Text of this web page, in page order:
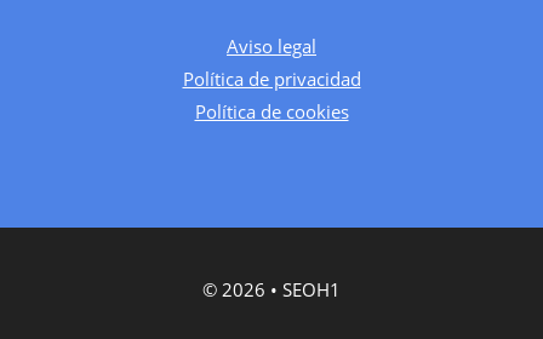
Aviso legal
Política de privacidad
Política de cookies
© 2026 • SEOH1